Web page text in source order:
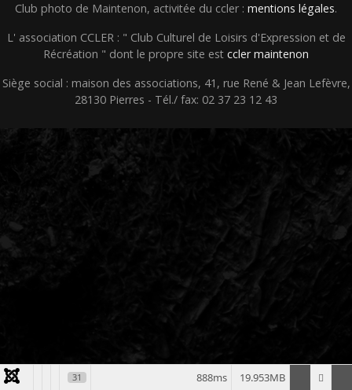
Club photo de Maintenon, activitée du ccler : mentions légales.
L' association CCLER : " Club Culturel de Loisirs d'Expression et de
Récréation " dont le propre site est ccler maintenon
Siège social : maison des associations, 41, rue René & Jean Lefèvre,
28130 Pierres - Tél./ fax: 02 37 23 12 43
31 19.953MB
888ms